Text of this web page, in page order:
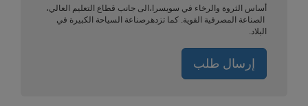
أساس الثروة والرخاء في سويسرا،الى جانب قطاع التعليم العالي،
الصناعة المصرفية القوية. كما تزدهرصناعة السياحة الكبيرة في
البلاد.
إرسال طلب